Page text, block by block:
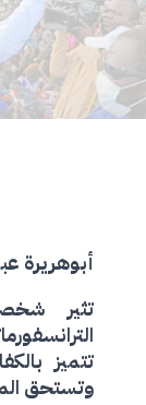
أبوهريرة
تثير
تتميز
وتستحق